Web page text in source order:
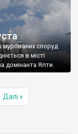
мурованих споруд
в місті
домінанта Ялти.
Далі »